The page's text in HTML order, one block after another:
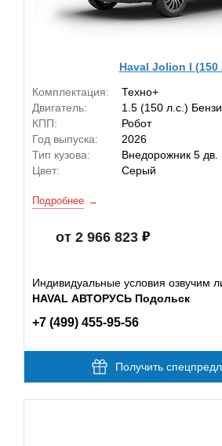
Haval Jolion I (150
Комплектация:
Техно+
Двигатель:
1.5 (150 л.с.)
КПП:
Робот
Год выпуска:
2026
Тип кузова:
Внедорожник 5 дв.
Цвет:
Серый
Подробнее
от 2 966 823
Индивидуальные условия озвучим
HAVAL АВТОРУСЬ Подольск
+7 (499) 455-95-56
Получить